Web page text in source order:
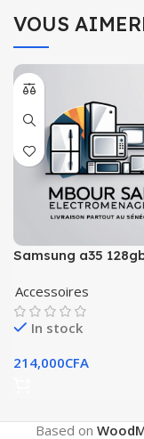
VOUS
Samsung a35
Accessoires
In stock
214,000CFA
Based on